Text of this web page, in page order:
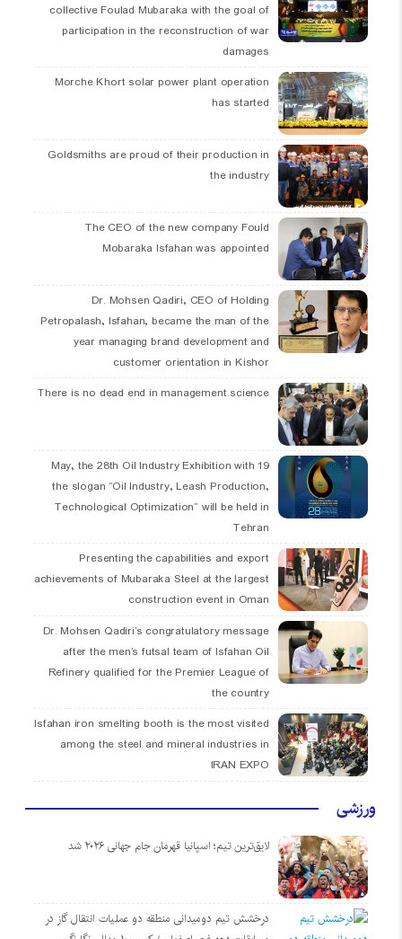
collective Foulad Mubaraka with the goal of
participation in the reconstruction of war
damages
Morche Khort solar power plant operation
has started
Goldsmiths are proud of their production in
the industry
The CEO of the new company Fould
Mobaraka Isfahan was appointed
Dr. Mohsen Qadiri, CEO of Holding
Petropalash, Isfahan, became the man of the
year managing brand development and
customer orientation in Kishor
There is no dead end in management science
19 May, the 28th Oil Industry Exhibition with
the slogan “Oil Industry, Leash Production,
Technological Optimization” will be held in
Tehran
Presenting the capabilities and export
achievements of Mubaraka Steel at the largest
construction event in Oman
Dr. Mohsen Qadiri’s congratulatory message
after the men’s futsal team of Isfahan Oil
Refinery qualified for the Premier League of
the country
Isfahan iron smelting booth is the most visited
among the steel and mineral industries in
IRAN EXPO
ورزشی
لایق‌ترین تیم؛ اسپانیا قهرمان جام جهانی ۲۰۲۶ شد
درخشش تیم دومیدانی منطقه دو عملیات انتقال گاز در